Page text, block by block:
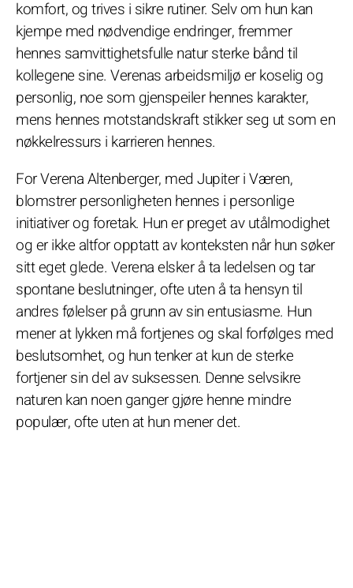
komfort, og trives i sikre rutiner. Selv om hun kan
kjempe med nødvendige endringer, fremmer
hennes samvittighetsfulle natur sterke bånd til
kollegene sine. Verenas arbeidsmiljø er koselig og
personlig, noe som gjenspeiler hennes karakter,
mens hennes motstandskraft stikker seg ut som en
nøkkelressurs i karrieren hennes.
For Verena Altenberger, med Jupiter i Væren,
blomstrer personligheten hennes i personlige
initiativer og foretak. Hun er preget av utålmodighet
og er ikke altfor opptatt av konteksten når hun søker
sitt eget glede. Verena elsker å ta ledelsen og tar
spontane beslutninger, ofte uten å ta hensyn til
andres følelser på grunn av sin entusiasme. Hun
mener at lykken må fortjenes og skal forfølges med
beslutsomhet, og hun tenker at kun de sterke
fortjener sin del av suksessen. Denne selvsikre
naturen kan noen ganger gjøre henne mindre
populær, ofte uten at hun mener det.